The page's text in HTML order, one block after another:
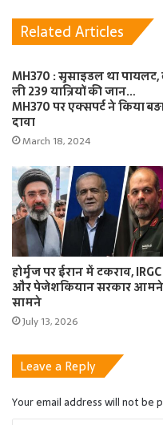
Related Articles
MH370 : सुसाइडल था
ली 239 यात्रियों की जान…
MH370 पर एक्सपर्ट ने किया
दावा
March 18, 2024
होर्मुज पर ईरान में टकराव, IRGC
और पेजेशकियान सरकार
सामने
July 13, 2026
Leave a Reply
Your email address will not be